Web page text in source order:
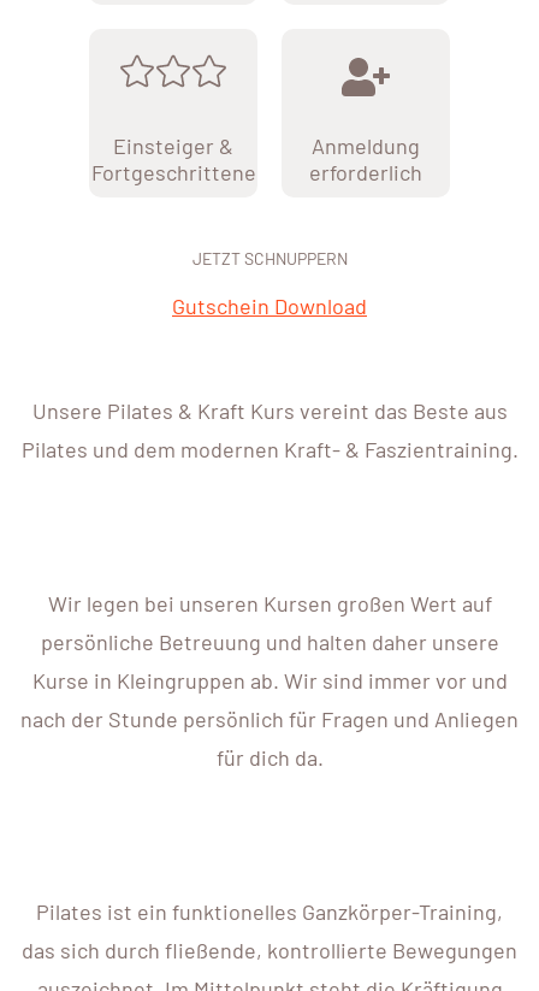
Einsteiger &
Fortgeschrittene
Anmeldung
erforderlich
JETZT SCHNUPPERN
Gutschein Download
Unsere Pilates & Kraft Kurs vereint das Beste aus
Pilates und dem modernen Kraft- & Faszientraining.
Wir legen bei unseren Kursen großen Wert auf
persönliche Betreuung und halten daher unsere
Kurse in Kleingruppen ab. Wir sind immer vor und
nach der Stunde persönlich für Fragen und Anliegen
für dich da.
Pilates ist ein funktionelles Ganzkörper-Training,
das sich durch fließende, kontrollierte Bewegungen